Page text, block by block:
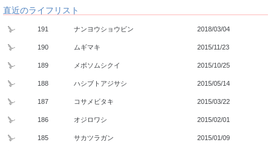
直近のライフリスト
191 ナンヨウショウビン 2018/03/04
190 ムギマキ 2015/11/23
189 メボソムシクイ 2015/10/25
188 ハシブトアジサシ 2015/05/14
187 コサメビタキ 2015/03/22
186 オジロワシ 2015/02/01
185 サカツラガン 2015/01/09